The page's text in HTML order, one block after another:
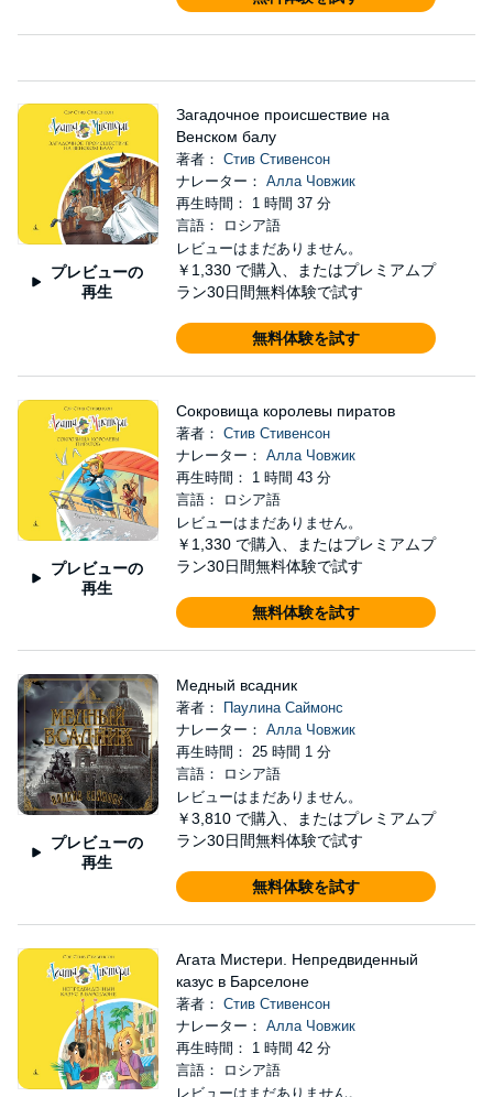
プレビューの
再生
Загадочное происшествие на
Венском балу
著者： Стив Стивенсон
ナレーター： Алла Човжик
再生時間： 1 時間 37 分
言語： ロシア語
レビューはまだありません。
￥1,330 で購入、またはプレミアムプ
ラン30日間無料体験で試す
無料体験を試す
プレビューの
再生
Сокровища королевы пиратов
著者： Стив Стивенсон
ナレーター： Алла Човжик
再生時間： 1 時間 43 分
言語： ロシア語
レビューはまだありません。
￥1,330 で購入、またはプレミアムプ
ラン30日間無料体験で試す
無料体験を試す
プレビューの
再生
Медный всадник
著者：
Паулина Саймонс
ナレーター： Алла Човжик
再生時間： 25 時間 1 分
言語： ロシア語
レビューはまだありません。
￥3,810 で購入、またはプレミアムプ
ラン30日間無料体験で試す
無料体験を試す
Агата Мистери. Непредвиденный
казус в Барселоне
著者： Стив Стивенсон
ナレーター： Алла Човжик
再生時間： 1 時間 42 分
言語： ロシア語
レビューはまだありません。